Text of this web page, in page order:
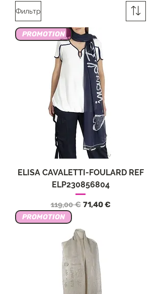
Фильтр
PROMOTION
ELISA CAVALETTI-FOULARD REF
ELP230856804
Обычная цена
119,00 € Цена со скидкой
71,40 €
PROMOTION